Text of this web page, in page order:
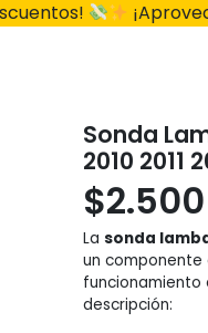
Sonda
2010 2011
$2.500
La sonda
un componente
funcionamiento
descripción: